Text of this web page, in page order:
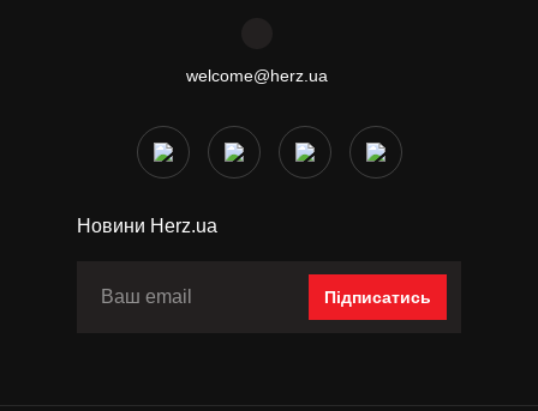
welcome@herz.ua
Новини Herz.ua
Підписатись